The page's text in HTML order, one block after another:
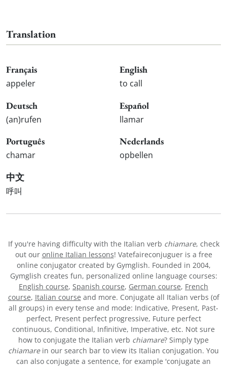
Translation
Français
appeler
English
to call
Deutsch
(an)rufen
Español
llamar
Português
chamar
Nederlands
opbellen
中文
呼叫
If you're having difficulty with the Italian verb chiamare, check
out our online Italian lessons! Vatefaireconjuguer is a free
online conjugator created by Gymglish. Founded in 2004,
Gymglish creates fun, personalized online language courses:
English course, Spanish course, German course, French
course, Italian course and more. Conjugate all Italian verbs (of
all groups) in every tense and mode: Indicative, Present, Past-
perfect, Present perfect progressive, Future perfect
continuous, Conditional, Infinitive, Imperative, etc. Not sure
how to conjugate the Italian verb chiamare? Simply type
chiamarein our search bar to view its Italian conjugation. You
can also conjugate a sentence, for example 'conjugate an